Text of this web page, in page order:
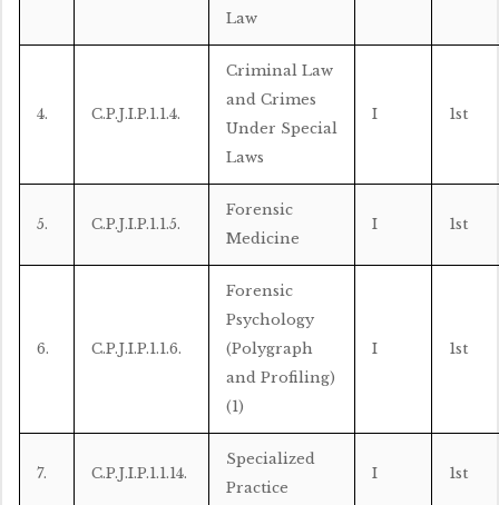
Law
4. C.P.J.I.P.1.1.4.
Criminal Law
and Crimes
Under Special
Laws
I 1st
5. C.P.J.I.P.1.1.5.
Forensic
Medicine
I 1st
6. C.P.J.I.P.1.1.6.
Forensic
Psychology
(Polygraph
and Profiling)
(1)
I 1st
7. C.P.J.I.P.1.1.14.
Specialized
Practice
I 1st